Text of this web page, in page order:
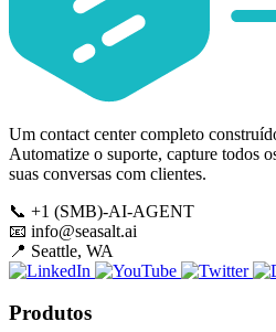
Um contact center completo
Automatize o suporte, capture todos
suas conversas com clientes.
📞 +1 (SMB)-AI-AGENT
📧 info@seasalt.ai
📍 Seattle, WA
Produtos